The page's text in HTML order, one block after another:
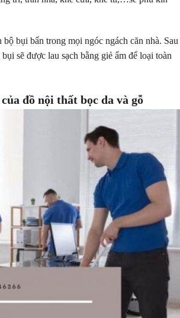
bụi bẩn trong mọi ngóc ngách căn nhà. Sau
sẽ được lau sạch bằng giẻ ẩm để loại toàn
đồ nội thất bọc da và gỗ